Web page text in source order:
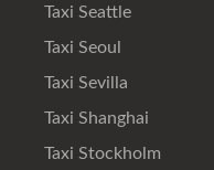
Taxi Seattle
Taxi Seoul
Taxi Sevilla
Taxi Shanghai
Taxi Stockholm